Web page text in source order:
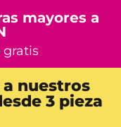
mayores a
gratis
nuestros
3 pieza